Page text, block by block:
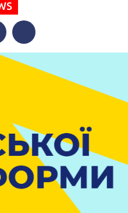
Telegram